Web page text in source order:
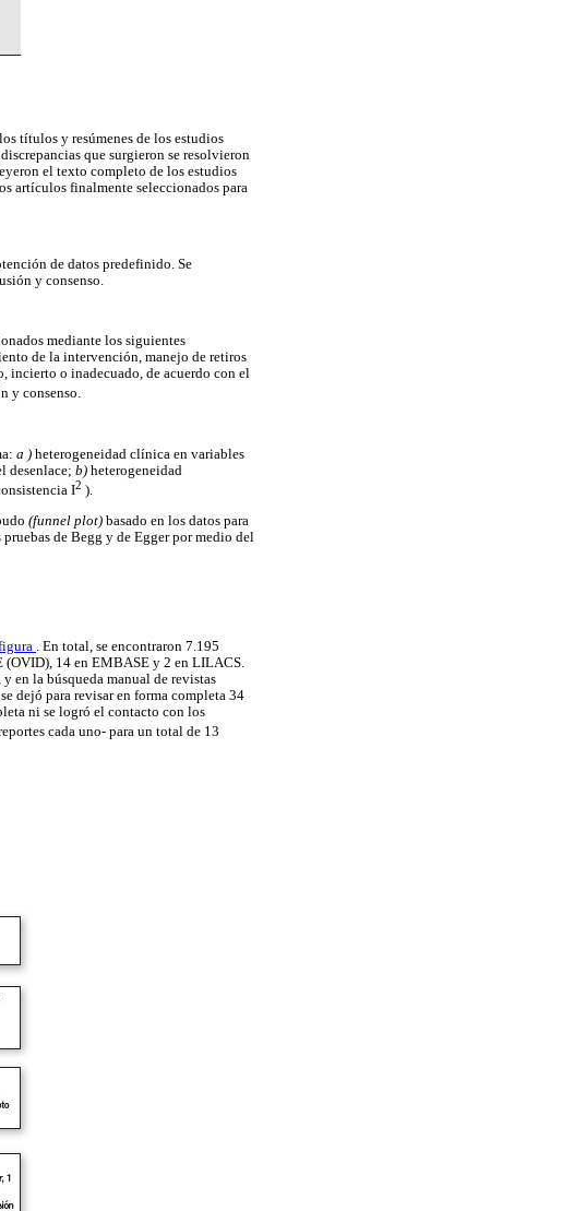
títulos y resúmenes de los estudios
que surgieron se resolvieron
el texto completo de los estudios
artículos finalmente seleccionados para
de datos predefinido. Se
y consenso.
mediante los siguientes
de la intervención, manejo de retiros
incierto o inadecuado, de acuerdo con el
y consenso.
a ) heterogeneidad clínica en variables
desenlace; b) heterogeneidad
I2 ).
(funnel plot) basado en los datos para
de Begg y de Egger por medio del
. En total, se encontraron 7.195
(OVID), 14 en EMBASE y 2 en LILACS.
en la búsqueda manual de revistas
dejó para revisar en forma completa 34
ni se logró el contacto con los
cada uno- para un total de 13